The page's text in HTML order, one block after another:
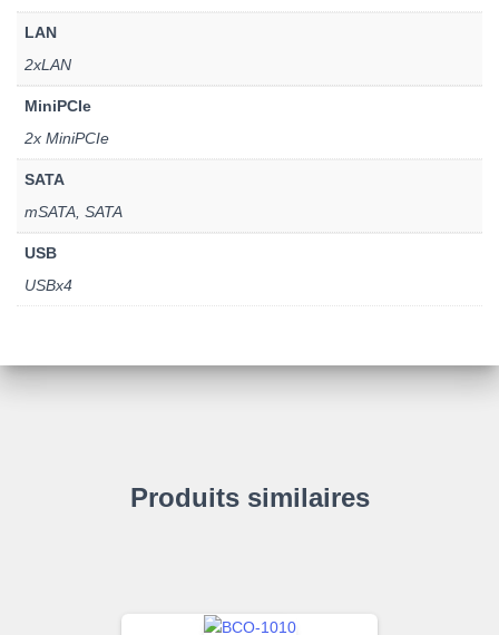
LAN
2xLAN
MiniPCIe
2x MiniPCIe
SATA
mSATA, SATA
USB
USBx4
Produits similaires